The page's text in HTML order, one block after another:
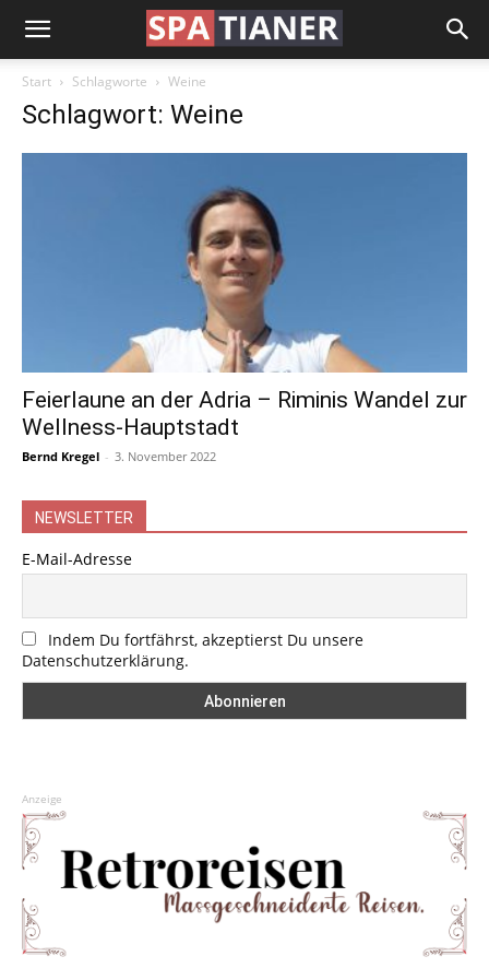
Start Schlagworte Weine
Schlagwort: Weine
Feierlaune an der Adria – Riminis Wandel zur
Wellness-Hauptstadt
Bernd Kregel - 3. November 2022
NEWSLETTER
E-Mail-Adresse
Indem Du fortfährst, akzeptierst Du unsere
Datenschutzerklärung.
Anzeige